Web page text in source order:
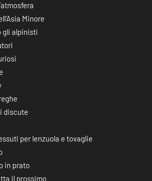
Minore
gli alpinisti
discute
per lenzuola e tovaglie
in prato
il prossimo